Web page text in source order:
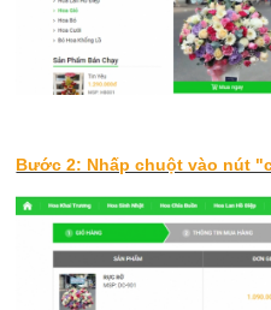
Bước 2: Nhấp chuột vào nút